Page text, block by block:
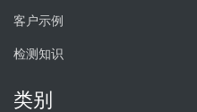
客户示例
检测知识
类别